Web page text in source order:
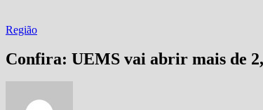
Região
Confira: UEMS vai abrir mais de